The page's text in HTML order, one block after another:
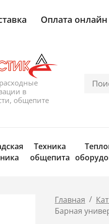
Оплата онлайн
в
общепите
Техника
общепита
Главная /
Барная